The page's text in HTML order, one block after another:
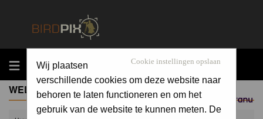
MENU
Sponsored by
Cookie instellingen opslaan
Wij plaatsen
verschillende cookies om deze website naar
behoren te laten functioneren en om het
gebruik van de website te kunnen meten. De
WELCOME GUEST